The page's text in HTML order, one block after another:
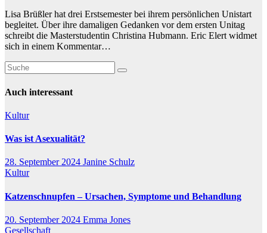
Lisa Brüßler hat drei Erstsemester bei ihrem persönlichen Unistart
begleitet. Über ihre damaligen Gedanken vor dem ersten Unitag
schreibt die Masterstudentin Christina Hubmann. Eric Elert widmet
sich in einem Kommentar…
Auch interessant
Kultur
Was ist Asexualität?
28. September 2024 Janine Schulz
Kultur
Katzenschnupfen – Ursachen, Symptome und Behandlung
20. September 2024 Emma Jones
Gesellschaft